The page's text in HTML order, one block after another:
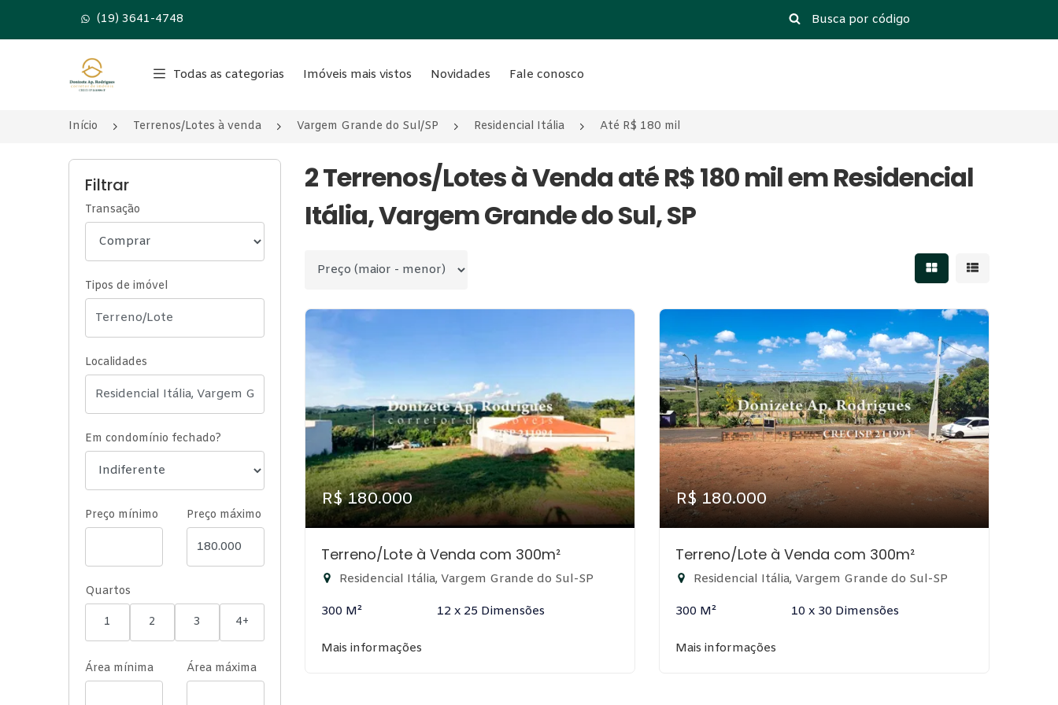
(19) 3641-4748
Página inicial
Todas as categorias Imóveis mais vistos Novidades Fale conosco
Início Terrenos/Lotes à venda Vargem Grande do Sul/SP Residencial Itália Até R$ 180 mil
Filtrar
Transação
Tipos de imóvel
Localidades
Em condomínio fechado?
Preço mínimo Preço máximo
Quartos
1 2 3 4+
Área mínima Área máxima
2 Terrenos/Lotes à Venda até R$ 180 mil em Residencial
Itália, Vargem Grande do Sul, SP
Ordenar por Mostrar resultados
Mostrar
R$ 180.000
Terreno/Lote à Venda com 300m²
Residencial Itália, Vargem Grande do Sul-SP
300 M² 12 x 25 Dimensões
Mais informações
R$ 180.000
Terreno/Lote à Venda com 300m²
Residencial Itália, Vargem Grande do Sul-SP
300 M² 10 x 30 Dimensões
Mais informações